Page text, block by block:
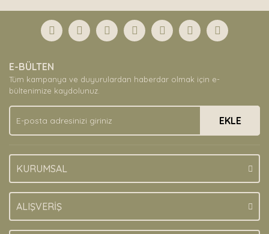
E-BÜLTEN
Tüm kampanya ve duyurulardan haberdar olmak için e-
bültenimize kaydolunuz.
EKLE
KURUMSAL
ALIŞVERİŞ